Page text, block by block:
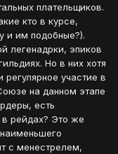
плательщиков.
кто в курсе,
и им подобные?).
легенадрки, эпиков
Но в них хотя
участие в
на данном этапе
есть
рейдах? Это же
с менестрелем,